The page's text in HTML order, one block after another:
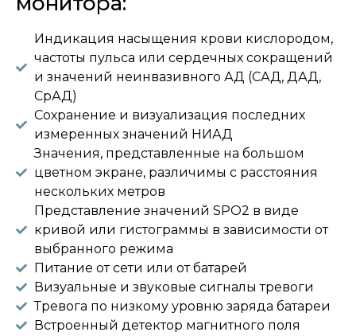
Индикация насыщения крови кислородом,
частоты пульса или сердечных сокращений
и значений неинвазивного АД (САД, ДАД,
СрАД)
Сохранение и визуализация последних
измеренных значений НИАД
Значения, представленные на большом
цветном экране, различимы с расстояния
нескольких метров
Представление значений SPO2 в виде
кривой или гистограммы в зависимости от
выбранного режима
Питание от сети или от батарей
Визуальные и звуковые сигналы тревоги
Тревога по низкому уровню заряда батареи
Встроенный детектор магнитного поля